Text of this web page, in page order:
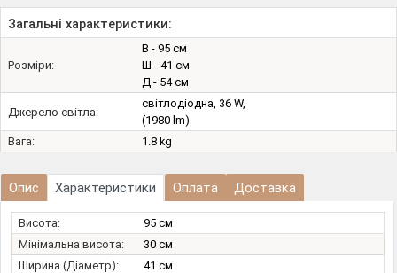
Загальні характеристики:
Розміри:
В - 95 см
Ш - 41 см
Д - 54 см
Джерело світла:
світлодіодна, 36 W,
(1980 lm)
Вага:
1.8 kg
Опис Характеристики Оплата Доставка
Висота:
95 см
Мінімальна висота:
30 см
Ширина (Діаметр):
41 см